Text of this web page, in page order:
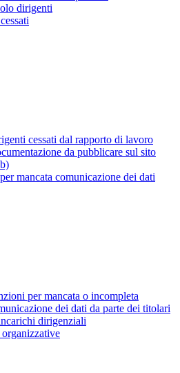
dirigenti
cessati dal rapporto di lavoro
da pubblicare sul sito
mancata comunicazione dei dati
per mancata o incompleta
dei dati da parte dei titolari
dirigenziali